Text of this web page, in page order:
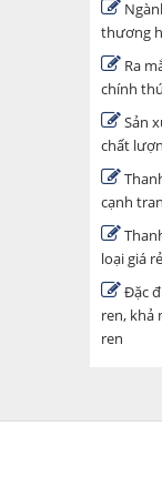
thương
Ra
chính
Sản
chất
cạnh
loại giá
Đặc
ren, khả
ren